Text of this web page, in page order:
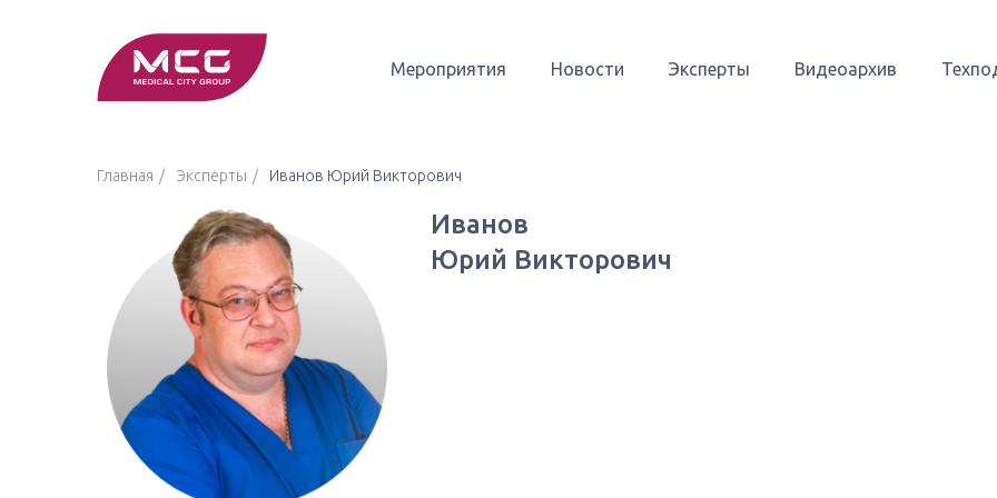
Мероприятия Новости Эксперты Видеоархив
Главная Эксперты Иванов Юрий Викторович
Иванов
Юрий Викторович